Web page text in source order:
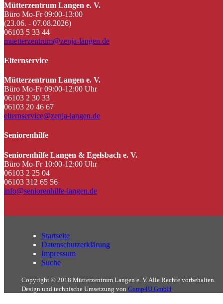
Mütterzentrum Langen e. V.
Büro Mo-Fr 09:00-13:00
(23.06. - 07.08.2026)
06103 5 33 44
muetterzentrum@zenja-langen.de
Elternservice
Mütterzentrum Langen e. V.
Büro Mo-Fr 09:00-12:00 Uhr
06103 2 30 33
06103 20 46 67
elternservice@zenja-langen.de
Seniorenhilfe
Seniorenhilfe Langen & Egelsbach e. V.
Büro Mo-Fr 10:00-12:00 Uhr
06103 2 25 04
06103 312 65 56
info@seniorenhilfe-langen.de
Startseite
Datenschutzerklärung
Impressum
Suche
Copyright © 2018 Mütterzentrum Langen e. V. Alle Rechte vorbehalten.
Design und technische Umsetzung von Comp4U GmbH